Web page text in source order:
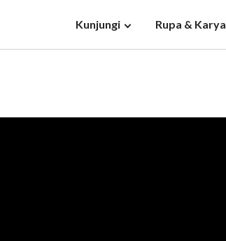
Kunjungi Rupa & Karya